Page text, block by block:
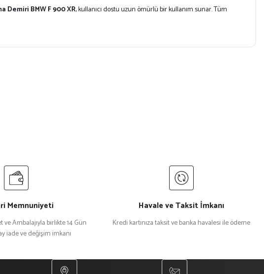
Demiri BMW F 900 XR, kullanıcı dostu uzun ömürlü bir kullanım sunar. Tüm
Memnuniyeti
Ambalajıyla birlikte 14 Gün
iade ve değişim imkanı
Havale ve Taksit İmkanı
Kredi kartınıza taksit ve banka havalesi ile ödeme